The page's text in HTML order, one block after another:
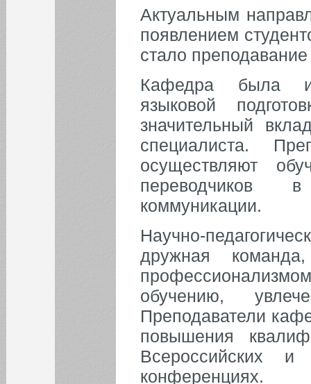
Актуальным
появлением
стало преподавание
Кафедра была
языковой
значительный
специалиста.
осуществляют
переводчиков
коммуникации.
Научно-
дружная
обучению,
Преподаватели
повышения
Всероссийских
конференциях.